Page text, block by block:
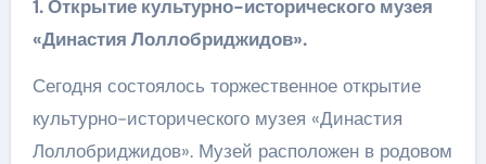
1. Открытие культурно-исторического музея
«Династия Лоллобриджидов».
Сегодня состоялось торжественное открытие
культурно-исторического музея «Династия
Лоллобриджидов». Музей расположен в родовом